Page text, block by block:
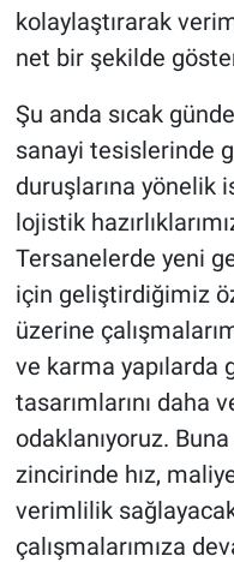
kolaylaştırarak
net bir şekilde
Şu anda sıcak
sanayi tesislerinde
duruşlarına yönelik
lojistik
Tersanelerde yeni
için geliştirdiğimiz
üzerine
ve karma yapılarda
tasarımlarını daha
odaklanıyoruz.
zincirinde hız,
verimlilik
çalışmalarımıza